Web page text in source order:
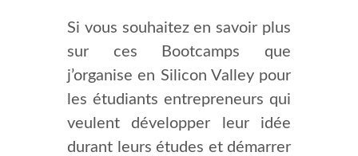
Si vous souhaitez en savoir plus
sur ces Bootcamps que
j’organise en Silicon Valley pour
les étudiants entrepreneurs qui
veulent développer leur idée
durant leurs études et démarrer